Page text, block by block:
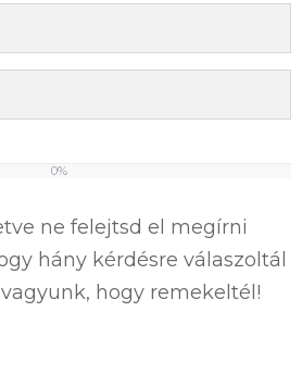
0%
ne felejtsd el megírni
hány kérdésre válaszoltál
hogy remekeltél!